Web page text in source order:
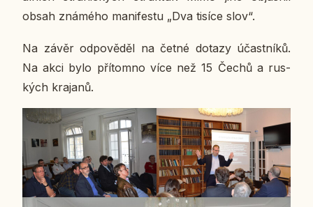
obsah zná­mé­ho ma­ni­fes­tu „Dva tisíce slov“.
Na závěr od­po­vě­děl na četné dotazy účast­ní­ků.
Na akci bylo pří­tomno více než 15 Čechů a rus­
kých kra­ja­nů.